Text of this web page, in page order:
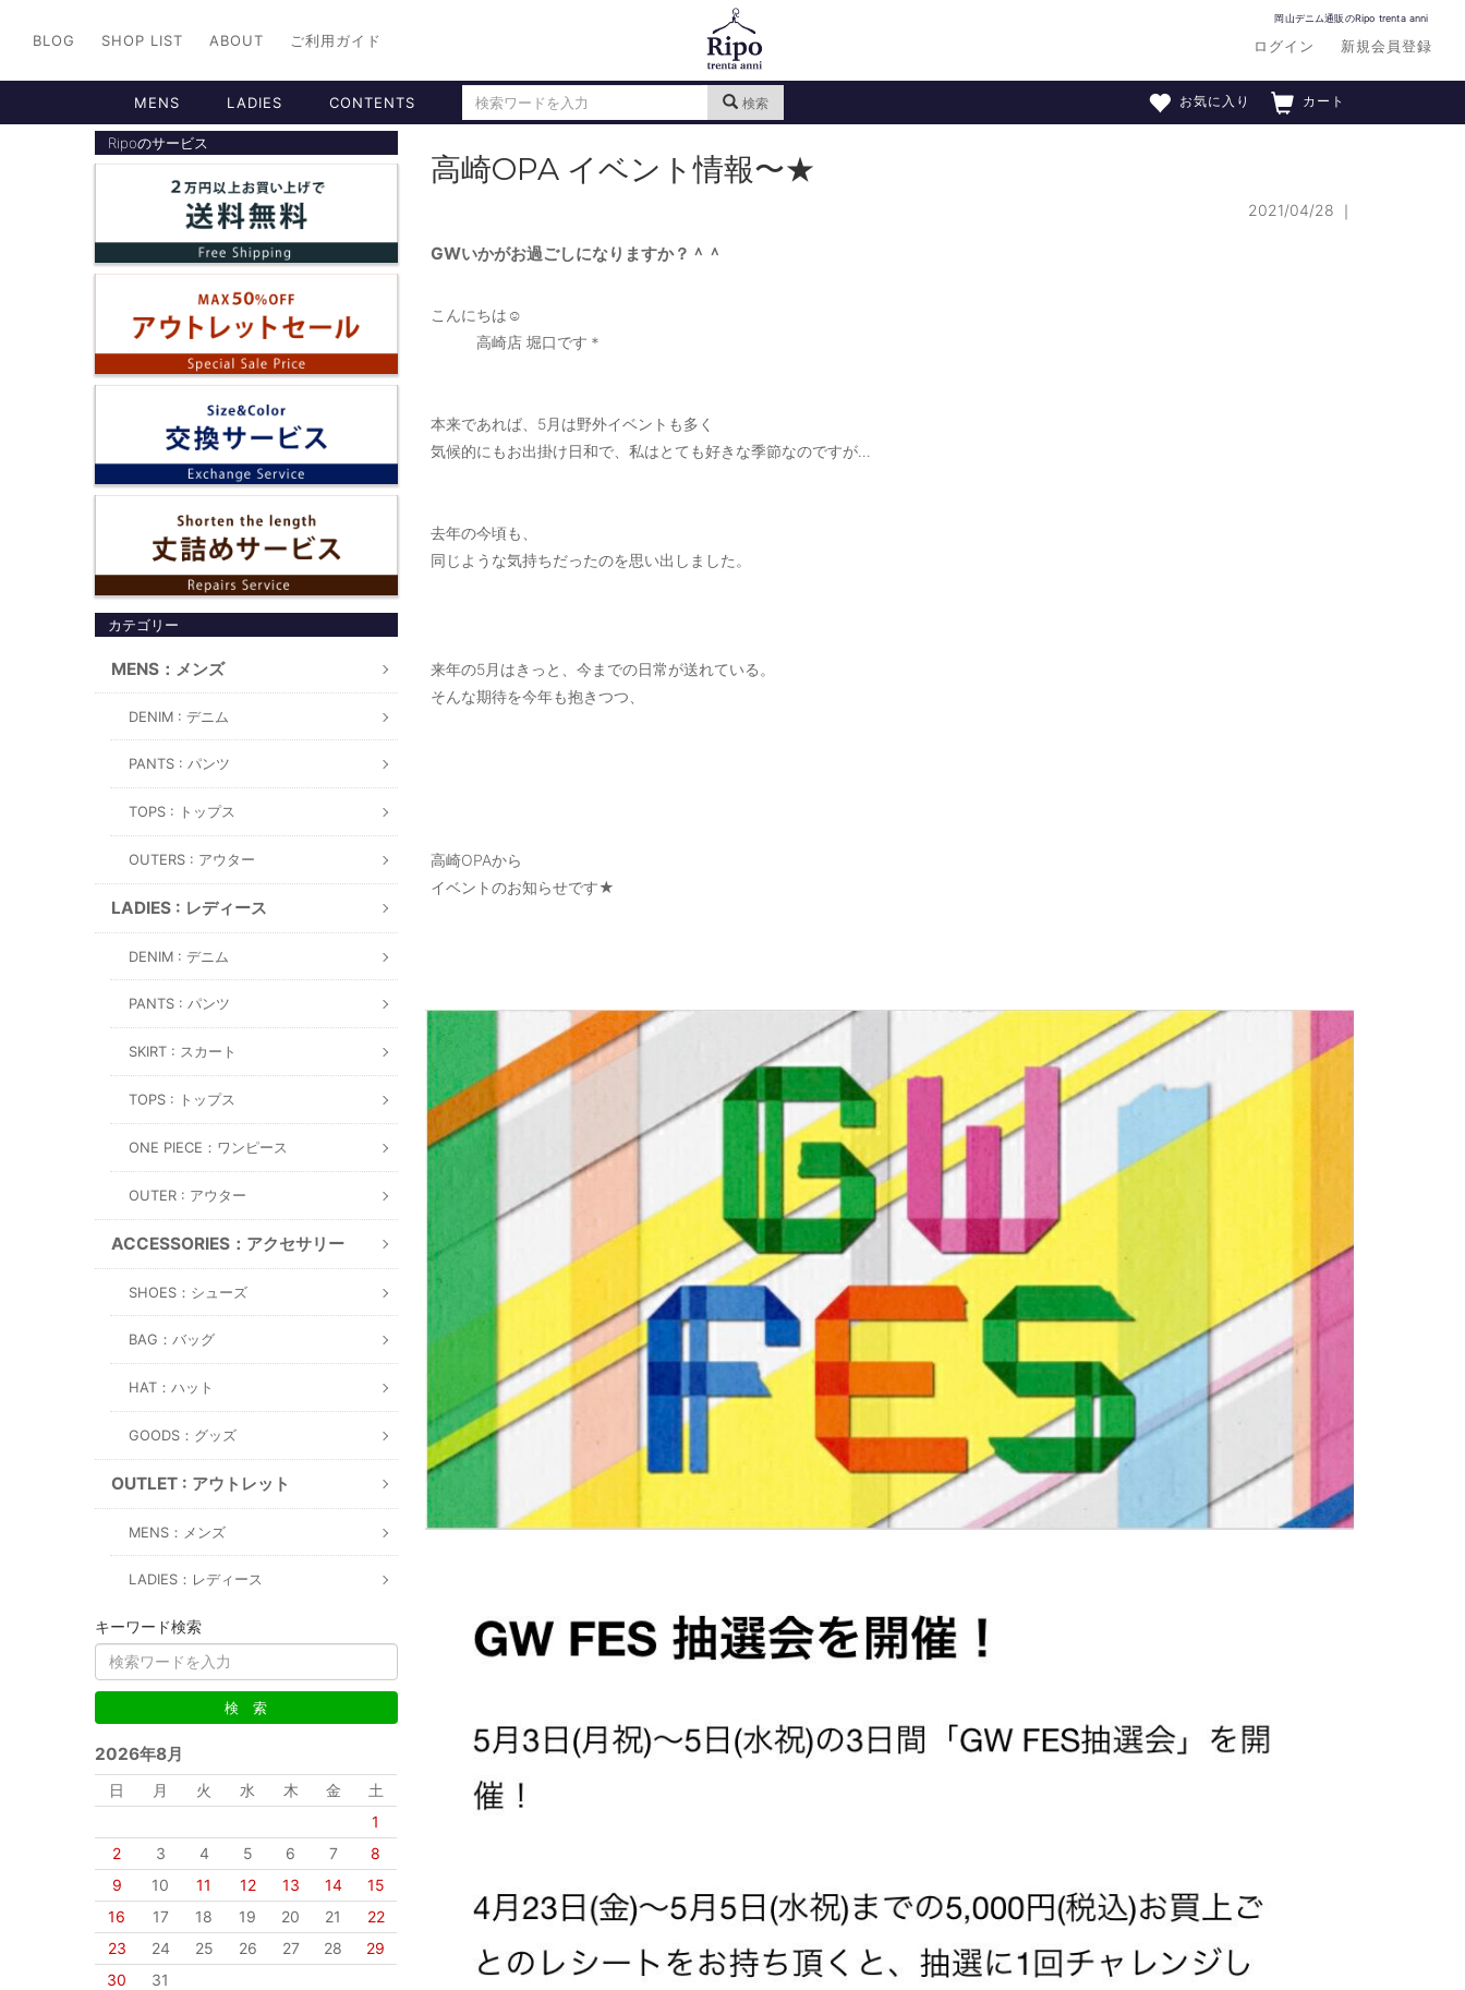
岡山デニム通販のRipo trenta anni
ログイン 新規会員登録
BLOG SHOP LIST ABOUT ご利用ガイド
MENS LADIES CONTENTS 検索 カート
お気に入り
Ripoのサービス
カテゴリー
MENS：メンズ
DENIM : デニム
PANTS : パンツ
TOPS : トップス
OUTERS : アウター
LADIES : レディース
DENIM : デニム
PANTS : パンツ
SKIRT : スカート
TOPS : トップス
ONE PIECE：ワンピース
OUTER : アウター
ACCESSORIES：アクセサリー
SHOES：シューズ
BAG：バッグ
HAT：ハット
GOODS：グッズ
OUTLET : アウトレット
MENS：メンズ
LADIES：レディース
キーワード検索
2026年8月
日 月 火 水 木 金
土
1
2
3 4 5 6 7
8
9
10 11 12 13 14
15
16
17 18 19 20 21
22
23
24 25 26 27 28
29
30
31
高崎OPA イベント情報〜★
2021/04/28 ｜
GWいかがお過ごしになりますか？＾＾
こんにちは☺️
高崎店 堀口です＊
本来であれば、5月は野外イベントも多く
気候的にもお出掛け日和で、私はとても好きな季節なのですが…
去年の今頃も、
同じような気持ちだったのを思い出しました。
来年の5月はきっと、今までの日常が送れている。
そんな期待を今年も抱きつつ、
高崎OPAから
イベントのお知らせです★